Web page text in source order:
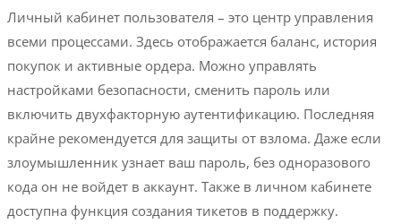
Личный кабинет пользователя – это центр управления
всеми процессами. Здесь отображается баланс, история
покупок и активные ордера. Можно управлять
настройками безопасности, сменить пароль или
включить двухфакторную аутентификацию. Последняя
крайне рекомендуется для защиты от взлома. Даже если
злоумышленник узнает ваш пароль, без одноразового
кода он не войдет в аккаунт. Также в личном кабинете
доступна функция создания тикетов в поддержку.